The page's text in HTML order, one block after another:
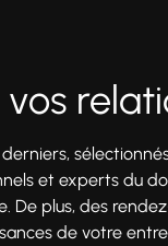
et experts du
De plus, des
de votre